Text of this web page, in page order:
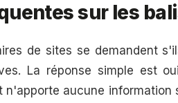
sur les
de sites se demandent
La réponse simple est
n'apporte aucune